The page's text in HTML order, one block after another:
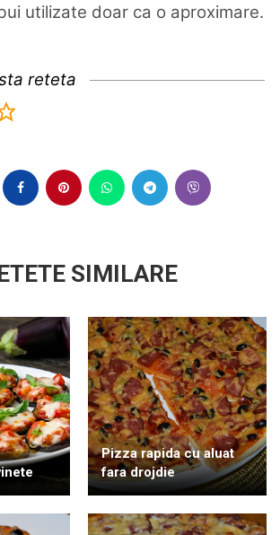
utilizate doar ca o aproximare.
reteta
SIMILARE
Pizza rapida cu aluat
fara drojdie